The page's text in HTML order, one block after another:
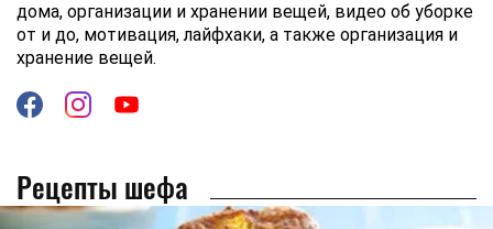
дома, организации и хранении вещей, видео об уборке
от и до, мотивация, лайфхаки, а также организация и
хранение вещей.
Рецепты шефа